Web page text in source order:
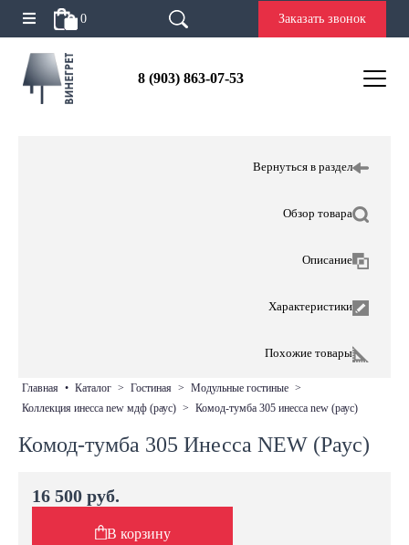
0 Заказать звонок
8 (903) 863-07-53
Вернуться в раздел
Обзор товара
Описание
Характеристики
Похожие товары
главная • каталог > гостиная > модульные гостиные >
коллекция инесса new мдф (раус) > комод-тумба 305 инесса new (раус)
Комод-тумба 305 Инесса NEW (Раус)
16 500 руб.
В корзину